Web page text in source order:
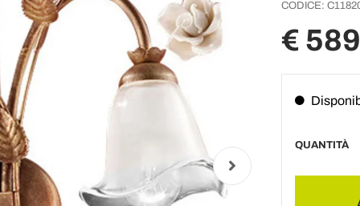
CODICE:
€
QUANTITÀ